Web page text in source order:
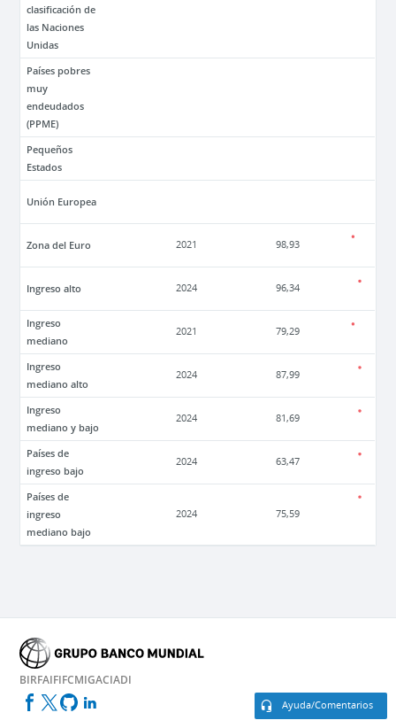
clasificación de
las Naciones
Unidas
Países pobres
muy
endeudados
(PPME)
Pequeños
Estados
Unión Europea
Zona del Euro 2021 98,93
Ingreso alto 2024 96,34
Ingreso
mediano
2021 79,29
Ingreso
mediano alto
2024 87,99
Ingreso
mediano y bajo
2024 81,69
Países de
ingreso bajo
2024 63,47
Países de
ingreso
mediano bajo
2024 75,59
Ayuda/Comentarios
BIRFAIFIFCMIGACIADI